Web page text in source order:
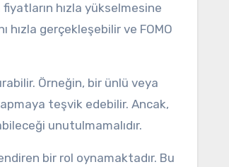
hızla yükselmesine
hızla gerçekleşebilir ve FOMO
Örneğin, bir ünlü veya
teşvik edebilir. Ancak,
unutulmamalıdır.
bir rol oynamaktadır. Bu